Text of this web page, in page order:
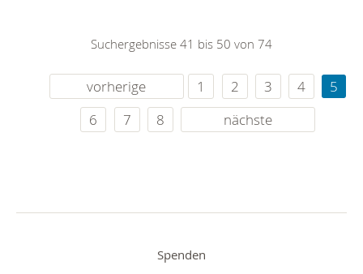
Suchergebnisse 41 bis 50 von 74
vorherige 1 2 3 4
5
6
7 8 nächste
Spenden